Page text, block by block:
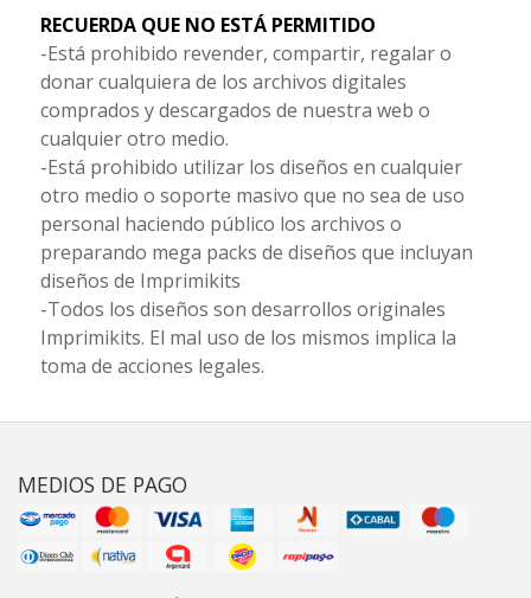
RECUERDA QUE NO ESTÁ PERMITIDO
-Está prohibido revender, compartir, regalar o
donar cualquiera de los archivos digitales
comprados y descargados de nuestra web o
cualquier otro medio.
-Está prohibido utilizar los diseños en cualquier
otro medio o soporte masivo que no sea de uso
personal haciendo público los archivos o
preparando mega packs de diseños que incluyan
diseños de Imprimikits
-Todos los diseños son desarrollos originales
Imprimikits. El mal uso de los mismos implica la
toma de acciones legales.
MEDIOS DE PAGO